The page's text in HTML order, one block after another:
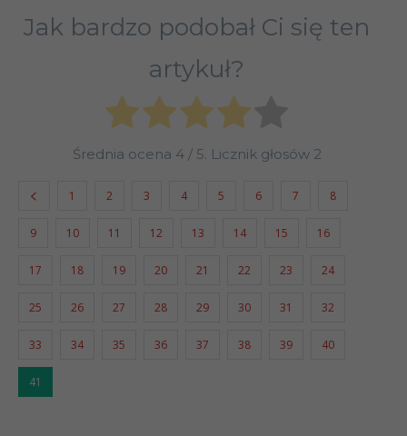
Puchar
30.04
Jak bardzo podobał Ci się ten
artykuł?
Średnia ocena 4/ 5. Licznik głosów 2
1 2 3 4 5 6 7 8
9 10 11 12 13 14 15 16
17 18 19 20 21 22 23 24
25 26 27 28 29 30 31 32
33 34 35 36 37 38 39 40
41